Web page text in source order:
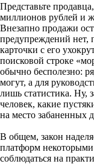
Представьте
миллионов рублей и
Внезапно продажи
предупреждений нет,
карточки с его
поисковой строке
обычно бесполезно:
могут, а для
лишь статистика. Ну,
человек, какие
на место забаненных
В общем, закон
платформ некоторыми
соблюдаться на